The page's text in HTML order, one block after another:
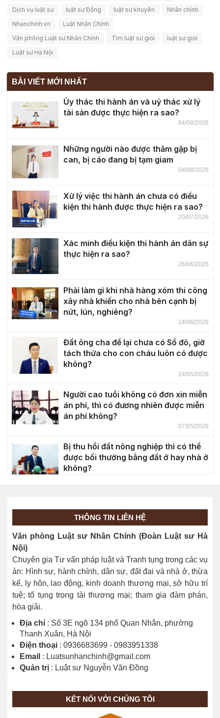
Dịch vụ luật sư
luật sư Đồng luật sư khuyên
Nhân chính
Nhanchinh.vn
Luật Nhân Chính
Văn phòng Luật sư Nhân Chính
Tìm luật sư giỏi
luật sư giỏi
Luật sư Hà Nội
BÀI VIẾT MỚI NHẤT
Ủy thác thi hành án và uỷ thác xử lý
tài sản được thực hiện ra sao?
04/08/2026
Những người nào được thăm gặp bị
can, bị cáo đang bị tạm giam
04/08/2026
Xử lý việc thi hành án chưa có điều
kiện thi hành được thực hiện ra sao?
20/07/2026
Xác minh điều kiện thi hành án dân sự
thực hiện ra sao?
26/06/2026
Phải làm gì khi nhà hàng xóm thi công
xây nhà khiến cho nhà bên cạnh bị
nứt, lún, nghiêng?
24/06/2026
Đất ông cha để lại chưa có Sổ đỏ, giờ
tách thửa cho con cháu luôn có được
không?
24/05/2026
Người cao tuổi không có đơn xin miễn
án phí, thì có đương nhiên được miễn
án phí không?
07/05/2026
Bị thu hồi đất nông nghiệp thì có thể
được bồi thường bằng đất ở hay nhà ở
không?
20/03/2026
về Bầu cử năm 2026
26/02/2026
THÔNG TIN LIÊN HỆ
Văn phòng Luật sư Nhân Chính (Đoàn Luật sư Hà
Nội)
Chuyên gia Tư vấn pháp luật và Tranh tụng trong các vụ
án: Hình sự, hành chính, dân sự, đất đai và nhà ở, thừa
kế, ly hôn, lao động, kinh doanh thương mại, sở hữu trí
tuệ; tố tụng trọng tài thương mại; tham gia đàm phán,
hòa giải.
Địa chỉ : Số 3E ngõ 134 phố Quan Nhân, phường
Thanh Xuân, Hà Nội
Điện thoại : 0936683699 - 0983951338
Email : Luatsunhanchinh@gmail.com
Quản trị : Luật sư Nguyễn Văn Đồng
KẾT NỐI VỚI CHÚNG TÔI